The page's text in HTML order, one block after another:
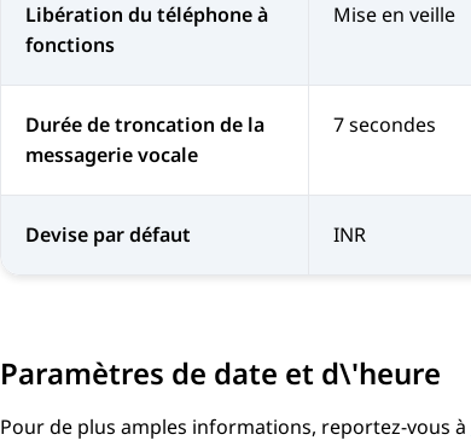
Libération du téléphone à
fonctions
Mise en veille
Durée de troncation de la
messagerie vocale
7 secondes
Devise par défaut INR
Paramètres de date et d\'heure
Pour de plus amples informations, reportez-vous à